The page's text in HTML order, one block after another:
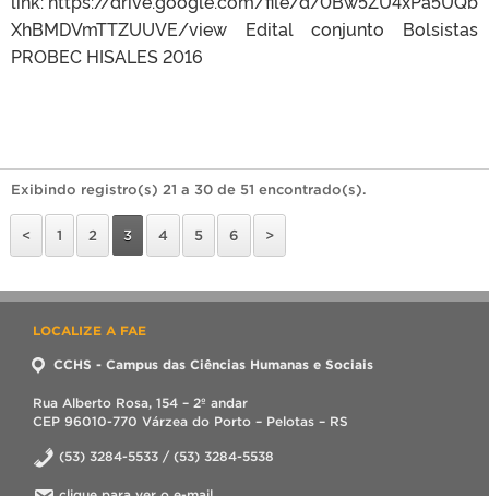
XhBMDVmTTZUUVE/view Edital conjunto Bolsistas
PROBEC HISALES 2016
Exibindo registro(s) 21 a 30 de 51 encontrado(s).
< 1 2 3 4 5 6 >
LOCALIZE A FAE
CCHS - Campus das Ciências Humanas e Sociais
Rua Alberto Rosa, 154 – 2º andar
CEP 96010-770 Várzea do Porto – Pelotas – RS
(53) 3284-5533 / (53) 3284-5538